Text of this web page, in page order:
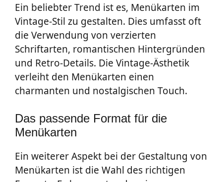
Ein beliebter Trend ist es, Menükarten im
Vintage-Stil zu gestalten. Dies umfasst oft
die Verwendung von verzierten
Schriftarten, romantischen Hintergründen
und Retro-Details. Die Vintage-Ästhetik
verleiht den Menükarten einen
charmanten und nostalgischen Touch.
Das passende Format für die
Menükarten
Ein weiterer Aspekt bei der Gestaltung von
Menükarten ist die Wahl des richtigen